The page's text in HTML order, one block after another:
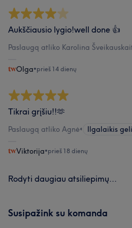
Aukščiausio lygio!well done 👍
Paslaugą atliko Karolina
Olga•prieš 14 dienų
Tikrai grįšiu!!🫶
Paslaugą atliko Agnė• Ilgalaikis
Viktorija•prieš 18 dienų
Rodyti daugiau atsiliepimų...
Susipažink su komanda